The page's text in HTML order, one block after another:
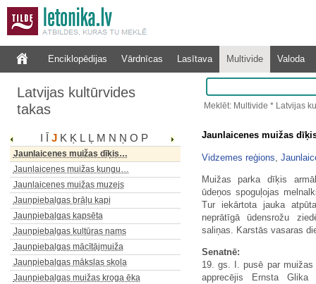
Enciklopēdijas Vārdnīcas Lasītava Multivide Valoda
Latvijas kultūrvides
takas
J K Ķ L Ļ M N Ņ O P
Jaunbirzuļu osis
Jaungrestes dižliepa
Jaunlaicenes muižas baronu…
Jaunlaicenes muižas dīķis…
Jaunlaicenes muižas kungu…
Jaunlaicenes muižas muzejs
Jaunpiebalgas brāļu kapi
Jaunpiebalgas kapsēta
Jaunpiebalgas kultūras nams
Jaunpiebalgas mācītājmuiža
Jaunpiebalgas mākslas skola
Jaunpiebalgas muižas kroga ēka
Meklēt: Multivide * Latvijas
Jaunlaicenes muižas
Vidzemes reģions
Muižas parka dīķis
ūdeņos spoguļojas
Tur iekārtota jauka
neprātīgā ūdensrožu
saliņas. Karstās vasaras
Senatnē:
19. gs. I. pusē par
apprecējis Ernsta Glika